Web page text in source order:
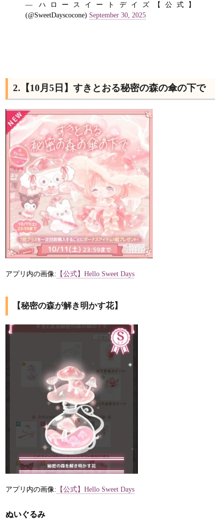
— ハロースイートデイズ【公式】
(@SweetDayscocone) September 30, 2025
2.【10月5日】すきとおる秘密の森の傘の下で
アプリ内の画像: 【公式】Hello Sweet Days
【秘密の森が解き明かす花】
アプリ内の画像: 【公式】Hello Sweet Days
ぬいぐるみ